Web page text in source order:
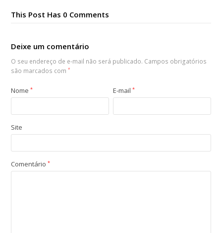
This Post Has 0 Comments
Deixe um comentário
O seu endereço de e-mail não será publicado. Campos obrigatórios
são marcados com*
Nome* E-mail*
Site
Comentário*